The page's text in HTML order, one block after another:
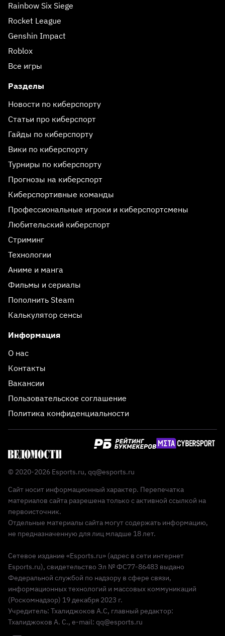
Rainbow Six Siege
Rocket League
Genshin Impact
Roblox
Все игры
Разделы
Новости по киберспорту
Статьи про киберспорт
Гайды по киберспорту
Вики по киберспорту
Турниры по киберспорту
Прогнозы на киберспорт
Киберспортивные команды
Профессиональные игроки и киберспортсмены
Любительский киберспорт
Стриминг
Технологии
Аниме и манга
Фильмы и сериалы
Пополнить Steam
Калькулятор сенсы
Информация
О нас
Контакты
Вакансии
Пользовательское соглашение
Политика конфиденциальности
© 2020-2026 Esports.ru, qq@esports.ru
Сайт носит информационный характер. Перепечатка
материалов сайта разрешена только с активной ссылкой на
первоисточник.
Отдельные материалы сайта могут содержать информацию,
не предназначенную для лиц младше 18 лет.
Сетевое издание «Esports.ru» (адрес в сети интернет
Esports.ru), свидетельство Эл № ФС77-86483 выдано
Федеральной службой по надзору в сфере связи,
информационных технологий и массовых коммуникаций
(Роскомнадзор) 19 декабря 2023 г.
Учредитель: Тхалиджоков А.С, главный редактор:
Тхалиджоков А. С., e-mail: qq@esports.ru